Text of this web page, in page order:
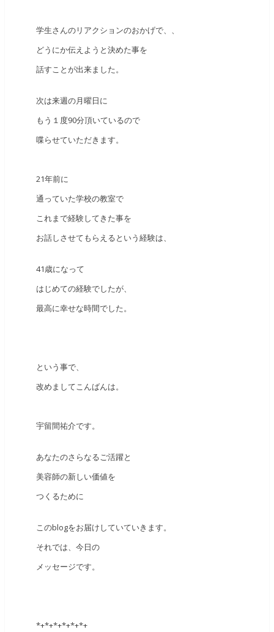
学生さんのリアクションのおかげで、、
どうにか伝えようと決めた事を
話すことが出来ました。
次は来週の月曜日に
もう１度90分頂いているので
喋らせていただきます。
21年前に
通っていた学校の教室で
これまで経験してきた事を
お話しさせてもらえるという経験は、
41歳になって
はじめての経験でしたが、
最高に幸せな時間でした。
という事で、
改めましてこんばんは。
宇留間祐介です。
あなたのさらなるご活躍と
美容師の新しい価値を
つくるために
このblogをお届けしていていきます。
それでは、今日の
メッセージです。
*+*+*+*+*+*+